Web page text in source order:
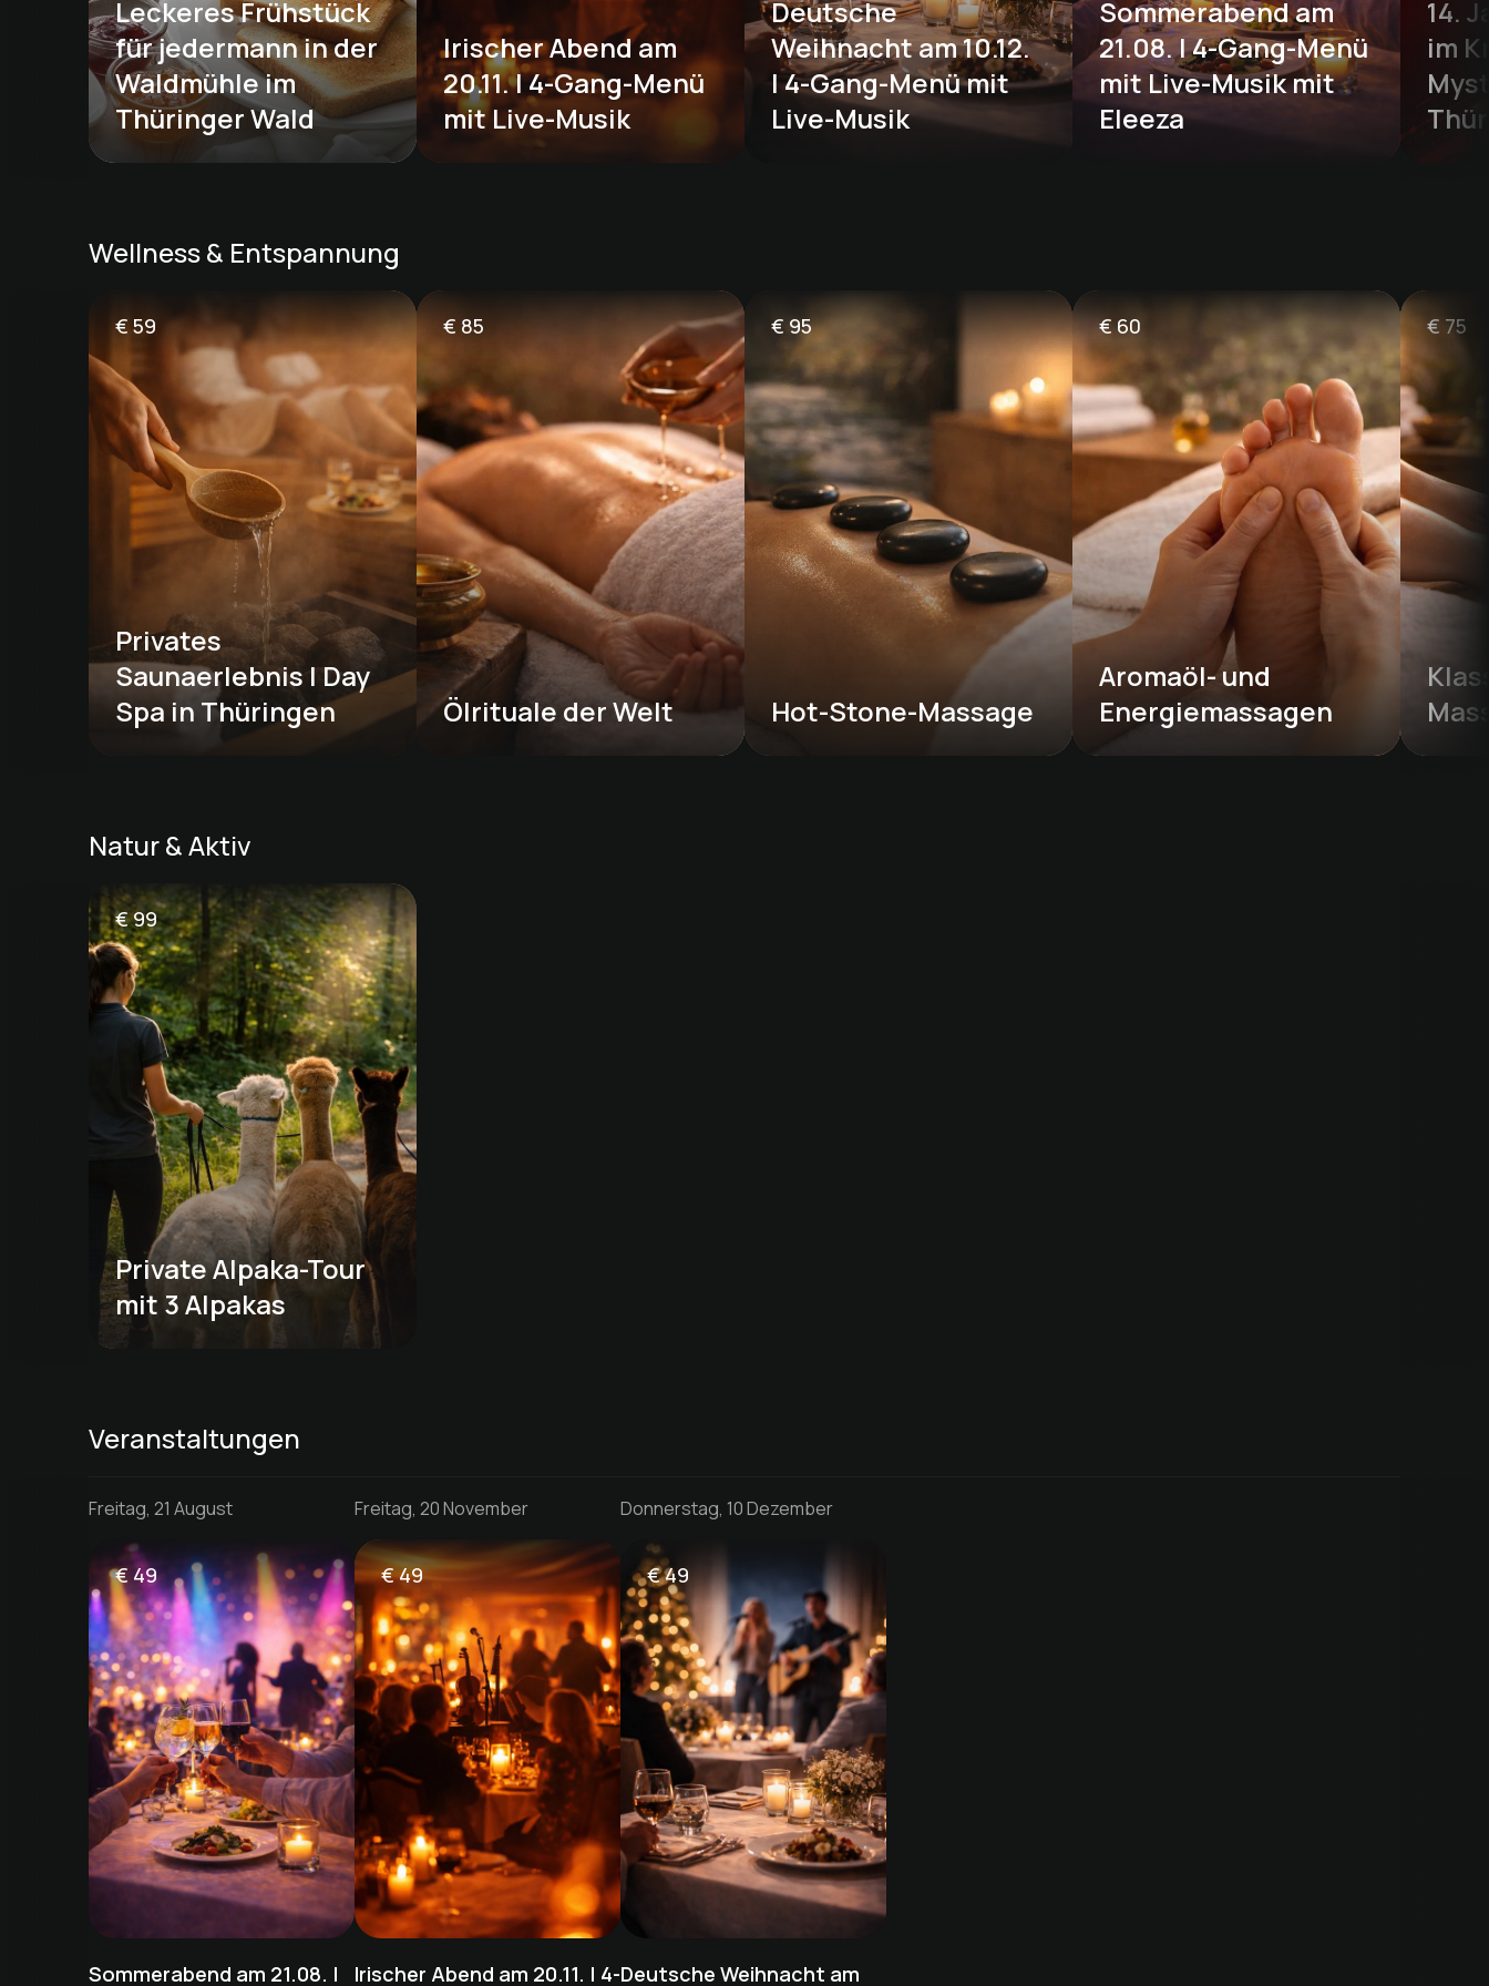
Leckeres Frühstück
für jedermann in der
Waldmühle im
Thüringer Wald
Irischer Abend am
20.11. | 4-Gang-Menü
mit Live-Musik
Deutsche
Weihnacht am 10.12.
| 4-Gang-Menü mit
Live-Musik
Sommerabend am
21.08. | 4-Gang-Menü
mit Live-Musik mit
Eleeza
14.
im
Wellness & Entspannung
€59
Privates
Saunaerlebnis | Day
Spa in Thüringen
€ 85
Ölrituale der Welt
€ 95
Hot-Stone-Massage
€60
Aromaöl- und
Energiemassagen
€ 75
Natur & Aktiv
€99
Private Alpaka-Tour
mit 3 Alpakas
Veranstaltungen
Freitag, 21 August
€ 49
Sommerabend am 21.08. |
Freitag, 20 November
€49
Irischer Abend am 20.11. | 4-
Donnerstag, 10 Dezember
€49
Deutsche Weihnacht am